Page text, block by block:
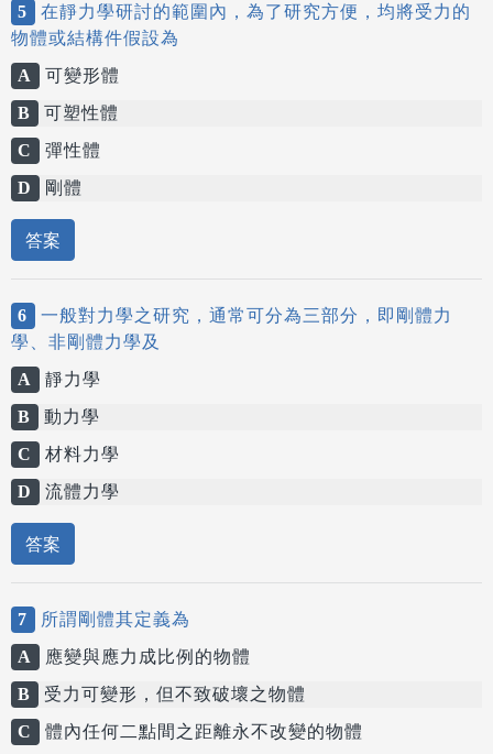
5
在靜力學研討的範圍內，為了研究方便，均將受力的
物體或結構件假設為
A
可變形體
B
可塑性體
C
彈性體
D
剛體
答案
6
一般對力學之研究，通常可分為三部分，即剛體力
學、非剛體力學及
A
靜力學
B
動力學
C
材料力學
D
流體力學
答案
7
所謂剛體其定義為
A
應變與應力成比例的物體
B
受力可變形，但不致破壞之物體
C
體內任何二點間之距離永不改變的物體